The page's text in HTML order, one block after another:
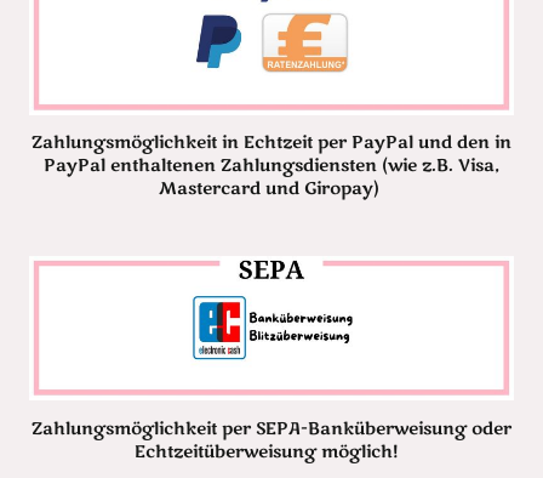
Zahlungsmöglichkeit in Echtzeit per PayPal und den in
PayPal enthaltenen Zahlungsdiensten (wie z.B. Visa,
Mastercard und Giropay)
Zahlungsmöglichkeit per SEPA-Banküberweisung oder
Echtzeitüberweisung möglich!